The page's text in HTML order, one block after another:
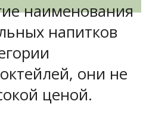
наименования
напитков
они не
ценой.